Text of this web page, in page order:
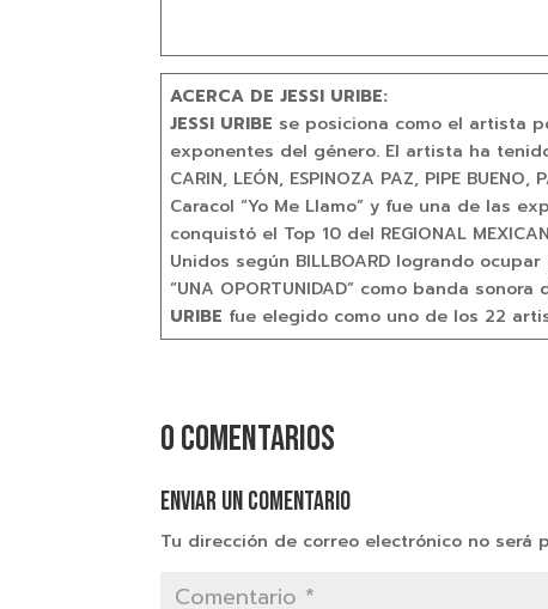
ACERCA DE JESSI URIBE:
JESSI URIBE se posiciona como el artista
exponentes del género. El artista ha
CARIN, LEÓN, ESPINOZA PAZ, PIPE
Caracol “Yo Me Llamo” y fue una de las
conquistó el Top 10 del REGIONAL
Unidos según BILLBOARD logrando
“UNA OPORTUNIDAD” como banda
URIBE fue elegido como uno de los 22
0 comentarios
Enviar un comentario
Tu dirección de correo electrónico no será